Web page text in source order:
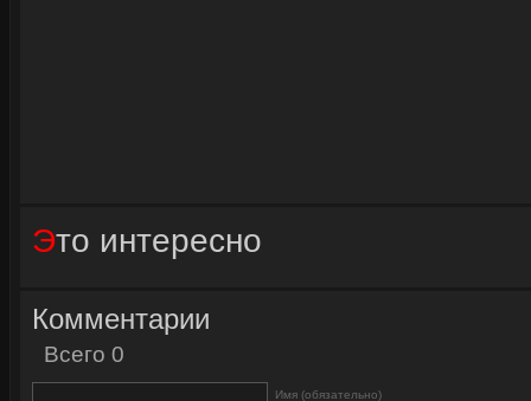
Это интересно
Комментарии
Всего 0
Имя (обязательно)